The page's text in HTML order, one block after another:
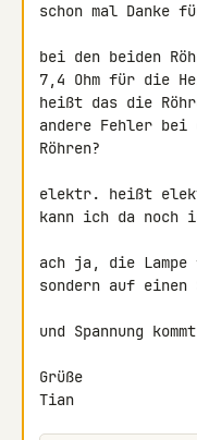
schon mal Danke
bei den beiden
7,4 Ohm für die
heißt das die
andere Fehler bei
Röhren?
elektr. heißt
kann ich da noch
ach ja, die
sondern auf einen
und Spannung
Grüße
Tian